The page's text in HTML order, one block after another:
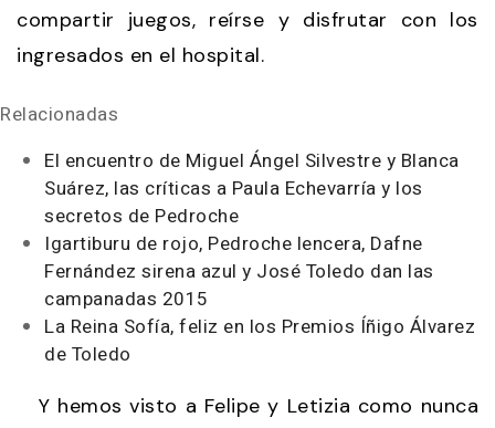
compartir juegos, reírse y disfrutar con los
ingresados en el hospital.
Relacionadas
El encuentro de Miguel Ángel Silvestre y Blanca
Suárez, las críticas a Paula Echevarría y los
secretos de Pedroche
Igartiburu de rojo, Pedroche lencera, Dafne
Fernández sirena azul y José Toledo dan las
campanadas 2015
La Reina Sofía, feliz en los Premios Íñigo Álvarez
de Toledo
Y hemos visto a Felipe y Letizia como nunca